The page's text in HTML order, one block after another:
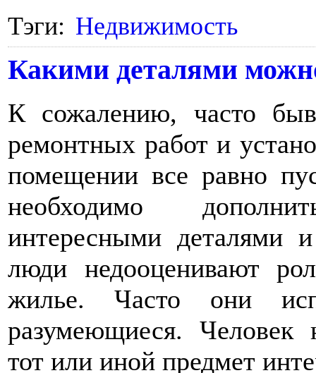
Тэги: Недвижимость
Какими деталями
К сожалению, часто
ремонтных работ и
помещении все равно
необходимо
интересными деталями
люди недооценивают
жилье. Часто они
разумеющиеся. Человек
тот или иной предмет